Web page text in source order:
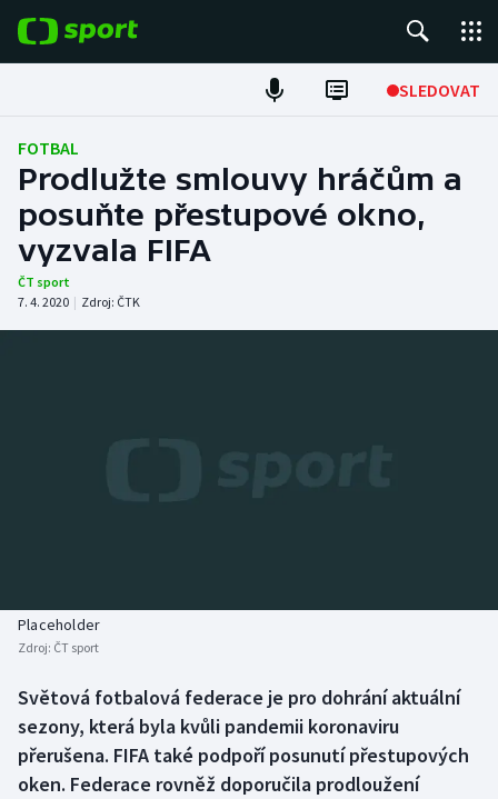
SLEDOVAT
ME v atletice
ME v plavání
Fotbal
Hokej
Basketbal
Boby a skeleton
Box
Aplikace ČT sport
FOTBAL
Prodlužte smlouvy hráčům a
posuňte přestupové okno,
vyzvala FIFA
ČT sport
7. 4. 2020 | Zdroj: ČTK
Placeholder
Zdroj: ČT sport
Světová fotbalová federace je pro dohrání aktuální
sezony, která byla kvůli pandemii koronaviru
přerušena. FIFA také podpoří posunutí přestupových
oken. Federace rovněž doporučila prodloužení